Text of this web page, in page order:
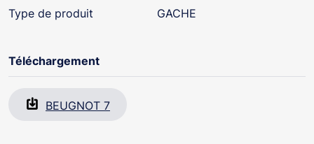
Type de produit GACHE
Téléchargement
BEUGNOT 7